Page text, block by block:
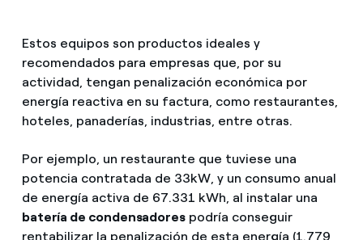
Estos equipos son productos ideales y
recomendados para empresas que, por su
actividad, tengan penalización económica por
energía reactiva en su factura, como restaurantes,
hoteles, panaderías, industrias, entre otras.
Por ejemplo, un restaurante que tuviese una
potencia contratada de 33kW, y un consumo anual
de energía activa de 67.331 kWh, al instalar una
batería de condensadorespodría conseguir
rentabilizar la penalización de esta energía (1.779